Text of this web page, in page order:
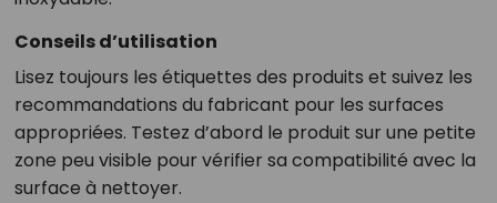
Conseils d’utilisation
Lisez toujours les étiquettes des produits et suivez les
recommandations du fabricant pour les surfaces
appropriées. Testez d’abord le produit sur une petite
zone peu visible pour vérifier sa compatibilité avec la
surface à nettoyer.